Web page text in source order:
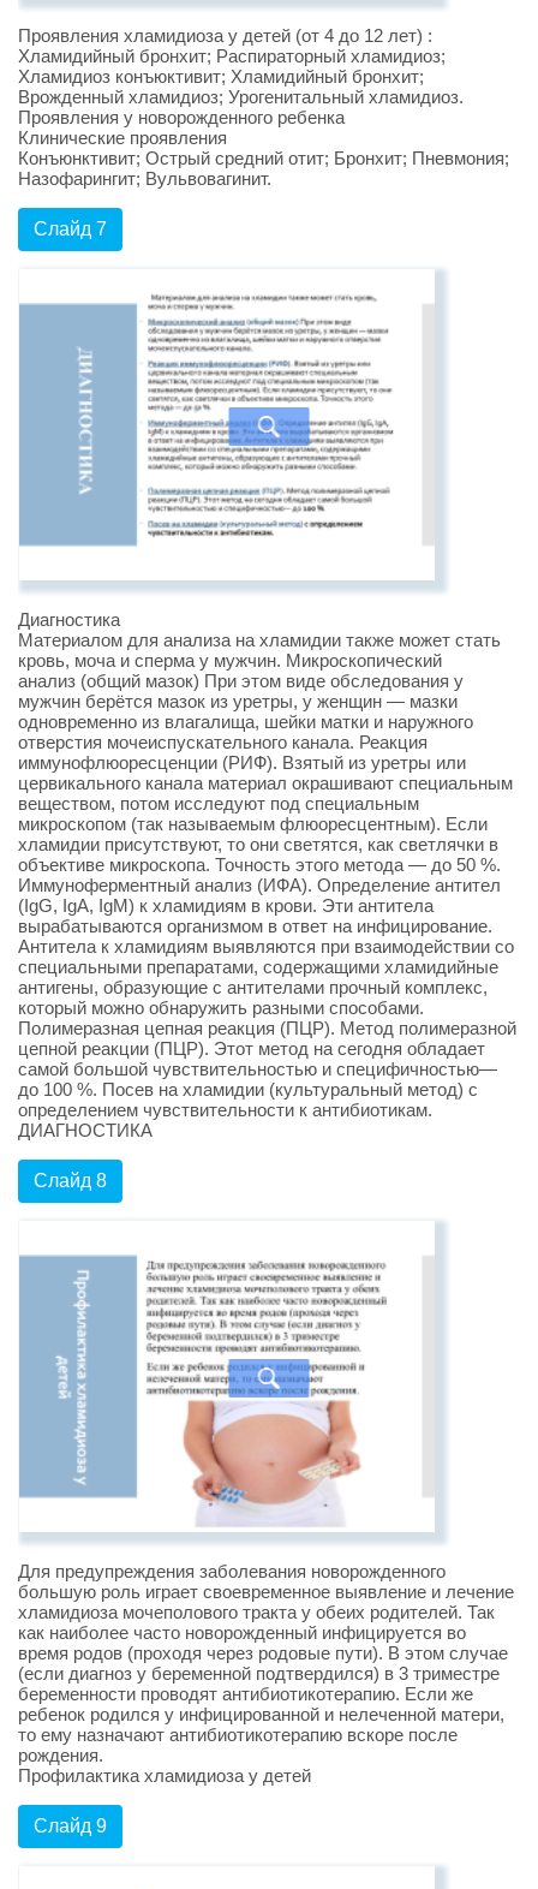
Проявления хламидиоза у детей (от 4 до 12 лет) :
Хламидийный бронхит; Распираторный хламидиоз;
Хламидиоз конъюктивит; Хламидийный бронхит;
Врожденный хламидиоз; Урогенитальный хламидиоз.
Проявления у новорожденного ребенка
Клинические проявления
Конъюнктивит; Острый средний отит; Бронхит; Пневмония;
Назофарингит; Вульвовагинит.
Слайд 7
Диагностика
Материалом для анализа на хламидии также может стать
кровь, моча и сперма у мужчин. Микроскопический
анализ (общий мазок) При этом виде обследования у
мужчин берётся мазок из уретры, у женщин — мазки
одновременно из влагалища, шейки матки и наружного
отверстия мочеиспускательного канала. Реакция
иммунофлюоресценции (РИФ). Взятый из уретры или
цервикального канала материал окрашивают специальным
веществом, потом исследуют под специальным
микроскопом (так называемым флюоресцентным). Если
хламидии присутствуют, то они светятся, как светлячки в
объективе микроскопа. Точность этого метода — до 50 %.
Иммуноферментный анализ (ИФА). Определение антител
(IgG, IgA, IgM) к хламидиям в крови. Эти антитела
вырабатываются организмом в ответ на инфицирование.
Антитела к хламидиям выявляются при взаимодействии со
специальными препаратами, содержащими хламидийные
антигены, образующие с антителами прочный комплекс,
который можно обнаружить разными способами.
Полимеразная цепная реакция (ПЦР). Метод полимеразной
цепной реакции (ПЦР). Этот метод на сегодня обладает
самой большой чувствительностью и специфичностью—
до 100 %. Посев на хламидии (культуральный метод) с
определением чувствительности к антибиотикам.
ДИАГНОСТИКА
Слайд 8
Для предупреждения заболевания новорожденного
большую роль играет своевременное выявление и лечение
хламидиоза мочеполового тракта у обеих родителей. Так
как наиболее часто новорожденный инфицируется во
время родов (проходя через родовые пути). В этом случае
(если диагноз у беременной подтвердился) в 3 триместре
беременности проводят антибиотикотерапию. Если же
ребенок родился у инфицированной и нелеченной матери,
то ему назначают антибиотикотерапию вскоре после
рождения.
Профилактика хламидиоза у детей
Слайд 9